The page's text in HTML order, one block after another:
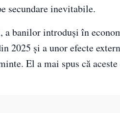
secundare inevitabile.
banilor introduși în
2025 și a unor efecte
El a mai spus că